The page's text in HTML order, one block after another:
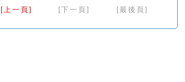
[上一頁] [下一頁] [最後頁]